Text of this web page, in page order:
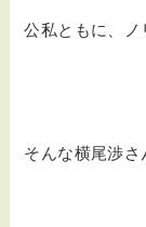
公私ともに、ノ
そんな横尾渉さ